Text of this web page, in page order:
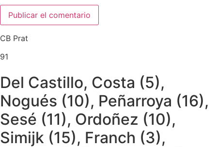
CB Prat
91
Del Castillo, Costa (5),
Nogués (10), Peñarroya (16),
Sesé (11), Ordoñez (10),
Simijk (15), Franch (3),